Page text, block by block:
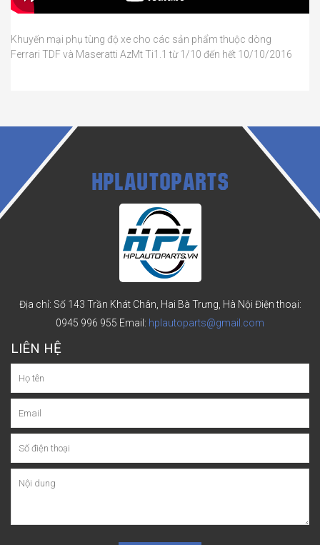
Khuyến mại phụ tùng độ xe cho các sản phẩm thuộc dòng
Ferrari TDF và Maseratti AzMt Ti1.1 từ 1/10 đến hết 10/10/2016
HPLAUTOPARTS
Địa chỉ: Số 143 Trần Khát Chân, Hai Bà Trưng, Hà Nội Điện thoại:
0945 996 955 Email: hplautoparts@gmail.com
LIÊN HỆ